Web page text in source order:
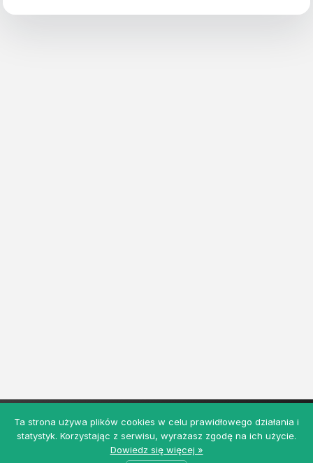
Ta strona używa plików cookies w celu prawidłowego działania i
statystyk. Korzystając z serwisu, wyrażasz zgodę na ich użycie.
Dowiedz się więcej »